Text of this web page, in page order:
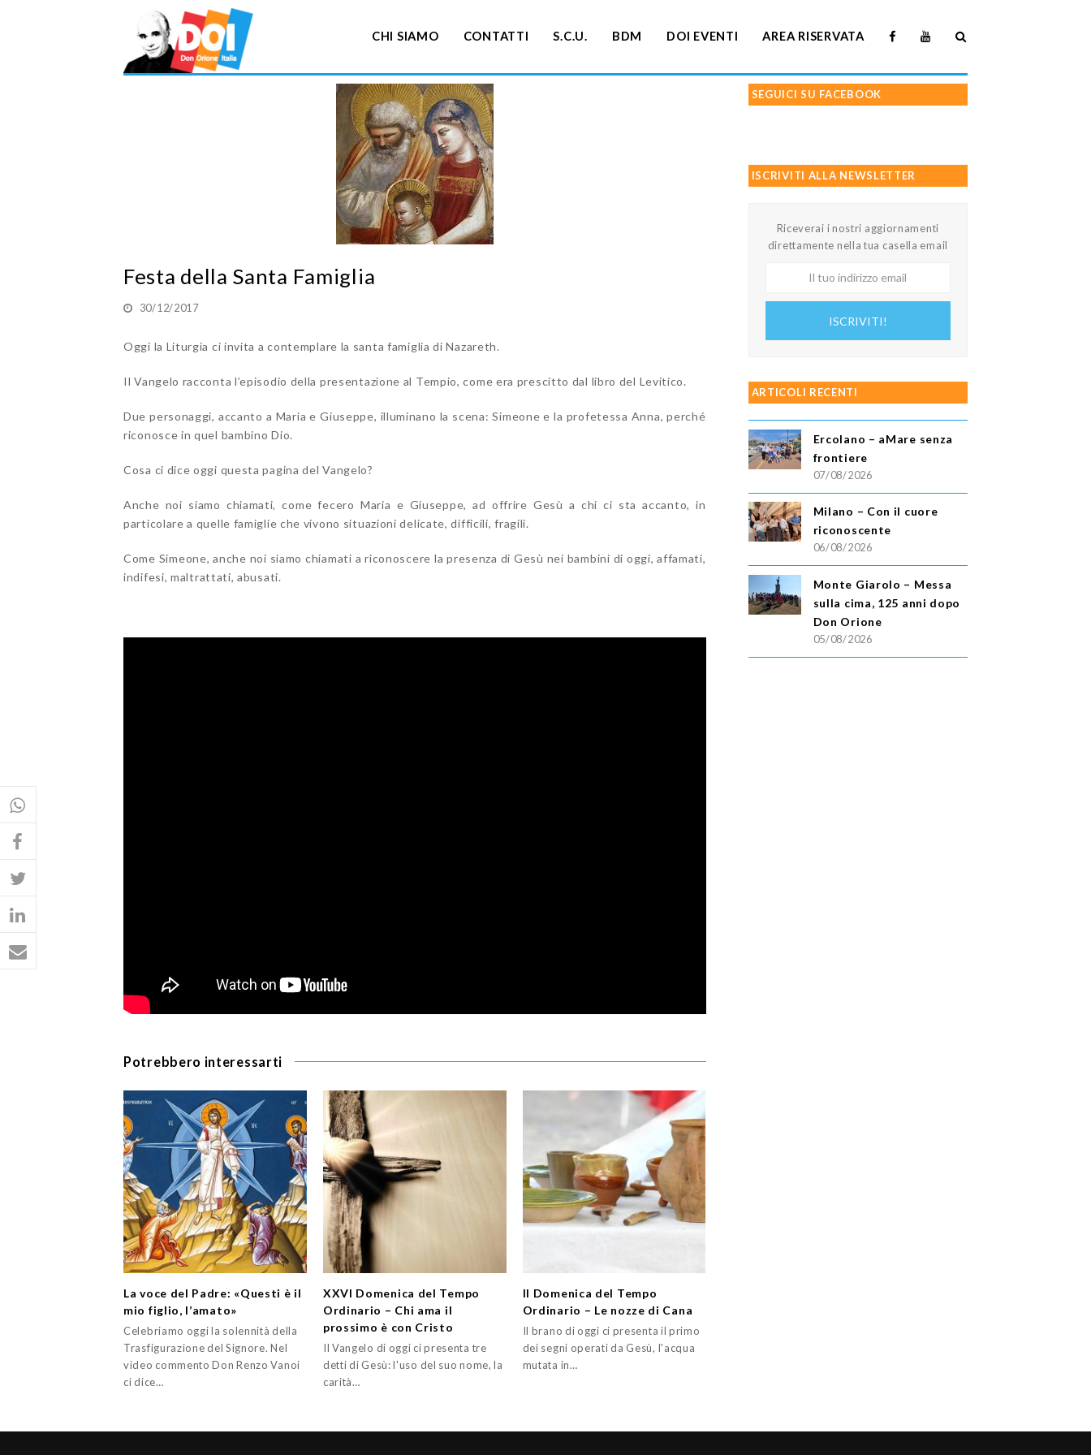
CHI SIAMO CONTATTI S.C.U. BDM DOI EVENTI AREA RISERVATA
Festa della Santa Famiglia
30/12/2017
Oggi la Liturgia ci invita a contemplare la santa famiglia di Nazareth.
Il Vangelo racconta l’episodio della presentazione al Tempio, come era prescitto dal libro del Levitico.
Due personaggi, accanto a Maria e Giuseppe, illuminano la scena: Simeone e la profetessa Anna, perché
riconosce in quel bambino Dio.
Cosa ci dice oggi questa pagina del Vangelo?
Anche noi siamo chiamati, come fecero Maria e Giuseppe, ad offrire Gesù a chi ci sta accanto, in
particolare a quelle famiglie che vivono situazioni delicate, difficili, fragili.
Come Simeone, anche noi siamo chiamati a riconoscere la presenza di Gesù nei bambini di oggi, affamati,
indifesi, maltrattati, abusati.
Potrebbero interessarti
La voce del Padre: «Questi è il
mio figlio, l’amato»
Celebriamo oggi la solennità della
Trasfigurazione del Signore. Nel
video commento Don Renzo Vanoi
ci dice…
XXVI Domenica del Tempo
Ordinario – Chi ama il
prossimo è con Cristo
Il Vangelo di oggi ci presenta tre
detti di Gesù: l'uso del suo nome, la
carità…
II Domenica del Tempo
Ordinario – Le nozze di Cana
Il brano di oggi ci presenta il primo
dei segni operati da Gesù, l'acqua
mutata in…
SEGUICI SU FACEBOOK
ISCRIVITI ALLA NEWSLETTER
Riceverai i nostri aggiornamenti
direttamente nella tua casella email
ISCRIVITI!
ARTICOLI RECENTI
Ercolano – aMare senza
frontiere
07/08/2026
Milano – Con il cuore
riconoscente
06/08/2026
Monte Giarolo – Messa
sulla cima, 125 anni dopo
Don Orione
05/08/2026